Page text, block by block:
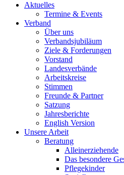
Aktuelles
Termine & Events
Verband
Über uns
Verbandsjubiläum
Ziele & Forderungen
Vorstand
Landesverbände
Arbeitskreise
Stimmen
Freunde & Partner
Satzung
Jahresberichte
English Version
Unsere Arbeit
Beratung
Alleinerziehende
Das besondere
Pflegekinder